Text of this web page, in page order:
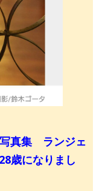
写真集 ランジェ
歳になりまし